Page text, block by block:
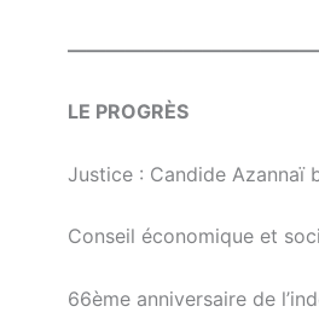
LE PROGRЀS
Justice : Candide Azannaï
Conseil économique et
66ème anniversaire de